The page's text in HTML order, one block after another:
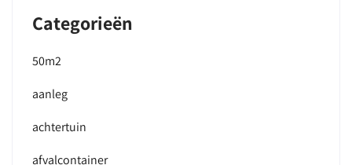
Categorieën
50m2
aanleg
achtertuin
afvalcontainer